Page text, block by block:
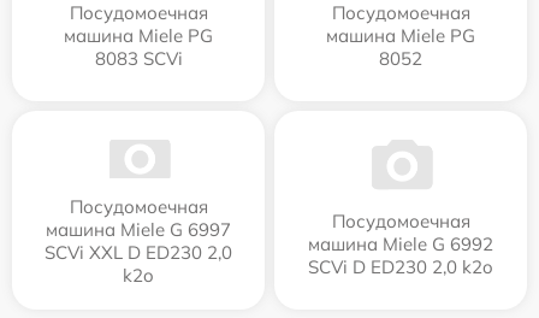
Посудомоечная
машина Miele PG
8083 SCVi
Посудомоечная
машина Miele PG
8052
Посудомоечная
машина Miele G 6997
SCVi XXL D ED230 2,0
k2o
Посудомоечная
машина Miele G 6992
SCVi D ED230 2,0 k2o